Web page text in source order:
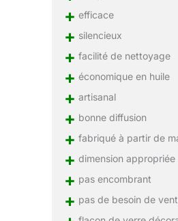
+ efficace
+ silencieux
+ facilité de nettoyage
+ économique en huile
+ artisanal
+ bonne diffusion
+ fabriqué à partir de
+ dimension appropriée
+ pas encombrant
+ pas de besoin de